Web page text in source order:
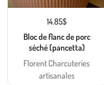
14.85$
Bloc de flanc de porc
séché (pancetta)
Florent Charcuteries
artisanales